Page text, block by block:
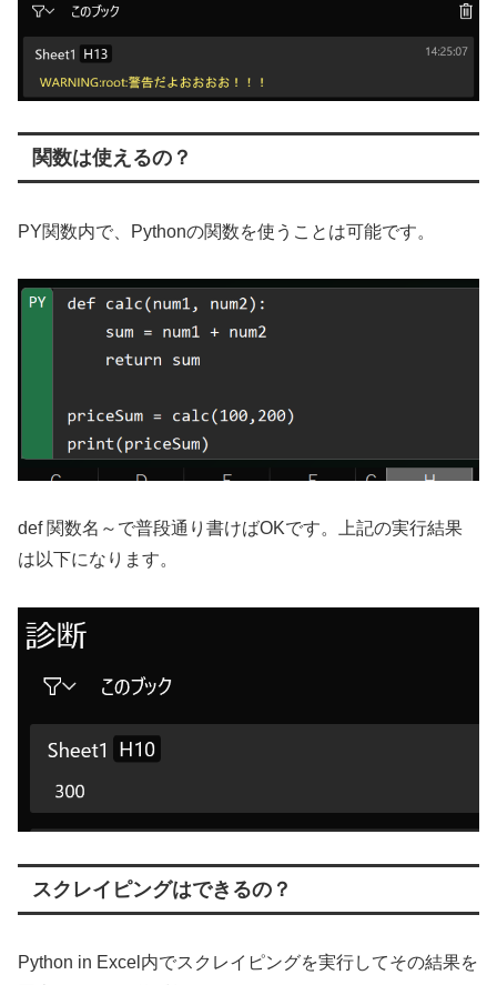
関数は使えるの？
PY関数内で、Pythonの関数を使うことは可能です。
def 関数名～で普段通り書けばOKです。上記の実行結果
は以下になります。
スクレイピングはできるの？
Python in Excel内でスクレイピングを実行してその結果を